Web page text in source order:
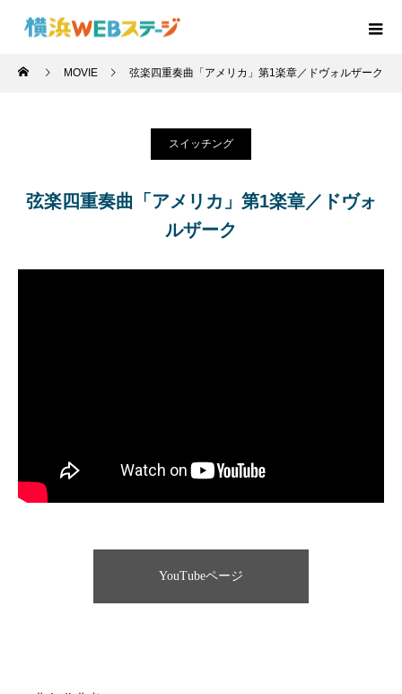
MOVIE 弦楽四重奏曲「アメリカ」第1楽章／ドヴォルザーク
スイッチング
弦楽四重奏曲「アメリカ」第1楽章／ドヴォ
ルザーク
YouTubeページ